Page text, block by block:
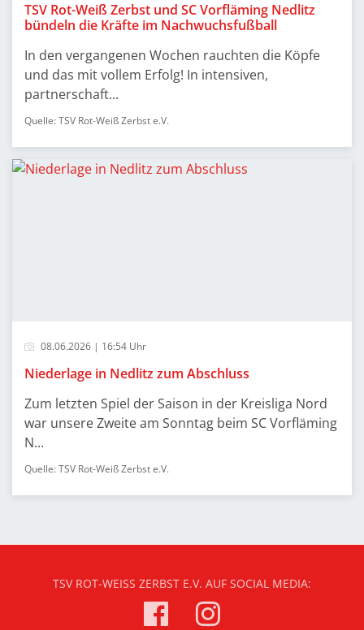
TSV Rot-Weiß Zerbst und SC Vorfläming Nedlitz
bündeln die Kräfte im Nachwuchsfußball
In den vergangenen Wochen rauchten die Köpfe
und das mit vollem Erfolg! In intensiven,
partnerschaft...
Quelle: TSV Rot-Weiß Zerbst e.V.
08.06.2026 | 16:54 Uhr
Niederlage in Nedlitz zum Abschluss
Zum letzten Spiel der Saison in der Kreisliga Nord
war unsere Zweite am Sonntag beim SC Vorfläming
N...
Quelle: TSV Rot-Weiß Zerbst e.V.
TSV ROT-WEISS ZERBST E.V. AUF SOCIAL MEDIA: